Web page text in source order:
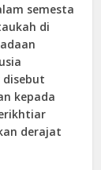
semesta
di
disebut
kepada
derajat